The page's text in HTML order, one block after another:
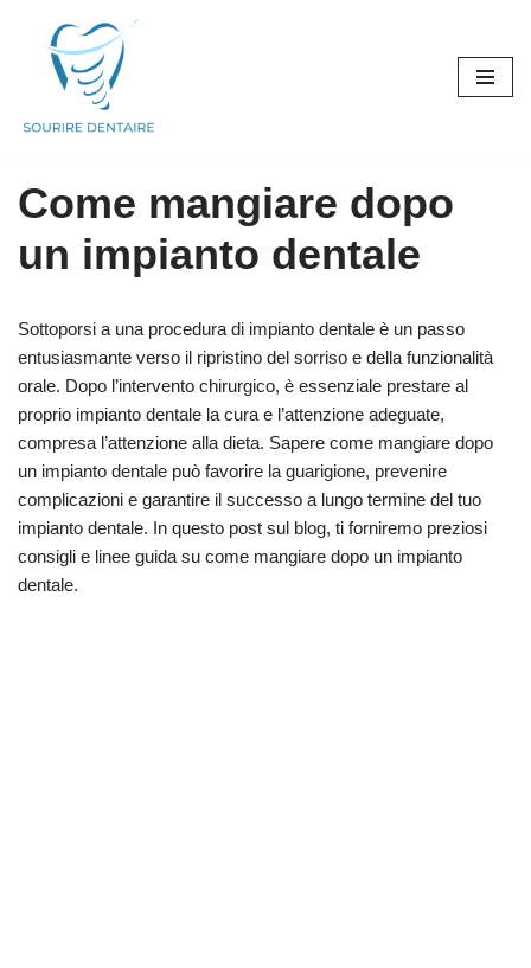
contenuto
Come mangiare dopo
un impianto dentale
Sottoporsi a una procedura di impianto dentale è un passo
entusiasmante verso il ripristino del sorriso e della funzionalità
orale. Dopo l’intervento chirurgico, è essenziale prestare al
proprio impianto dentale la cura e l’attenzione adeguate,
compresa l’attenzione alla dieta. Sapere come mangiare dopo
un impianto dentale può favorire la guarigione, prevenire
complicazioni e garantire il successo a lungo termine del tuo
impianto dentale. In questo post sul blog, ti forniremo preziosi
consigli e linee guida su come mangiare dopo un impianto
dentale.